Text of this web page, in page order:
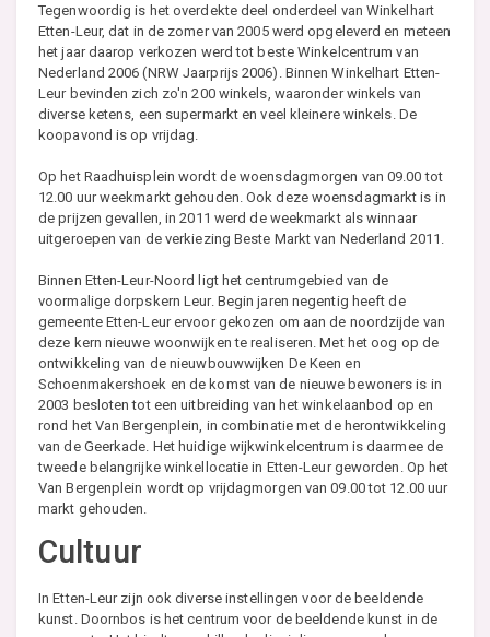
Tegenwoordig is het overdekte deel onderdeel van Winkelhart
Etten-Leur, dat in de zomer van 2005 werd opgeleverd en meteen
het jaar daarop verkozen werd tot beste Winkelcentrum van
Nederland 2006 (NRW Jaarprijs 2006). Binnen Winkelhart Etten-
Leur bevinden zich zo'n 200 winkels, waaronder winkels van
diverse ketens, een supermarkt en veel kleinere winkels. De
koopavond is op vrijdag.
Op het Raadhuisplein wordt de woensdagmorgen van 09.00 tot
12.00 uur weekmarkt gehouden. Ook deze woensdagmarkt is in
de prijzen gevallen, in 2011 werd de weekmarkt als winnaar
uitgeroepen van de verkiezing Beste Markt van Nederland 2011.
Binnen Etten-Leur-Noord ligt het centrumgebied van de
voormalige dorpskern Leur. Begin jaren negentig heeft de
gemeente Etten-Leur ervoor gekozen om aan de noordzijde van
deze kern nieuwe woonwijken te realiseren. Met het oog op de
ontwikkeling van de nieuwbouwwijken De Keen en
Schoenmakershoek en de komst van de nieuwe bewoners is in
2003 besloten tot een uitbreiding van het winkelaanbod op en
rond het Van Bergenplein, in combinatie met de herontwikkeling
van de Geerkade. Het huidige wijkwinkelcentrum is daarmee de
tweede belangrijke winkellocatie in Etten-Leur geworden. Op het
Van Bergenplein wordt op vrijdagmorgen van 09.00 tot 12.00 uur
markt gehouden.
Cultuur
In Etten-Leur zijn ook diverse instellingen voor de beeldende
kunst. Doornbos is het centrum voor de beeldende kunst in de